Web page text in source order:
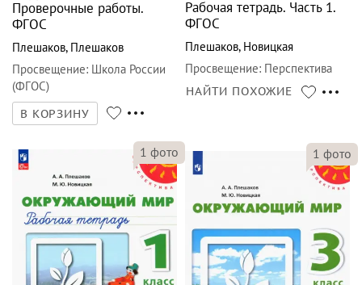
Проверочные работы.
ФГОС
Плешаков, Плешаков
Просвещение: Школа России
(ФГОС)
В КОРЗИНУ
Рабочая тетрадь. Часть 1.
ФГОС
Плешаков, Новицкая
Просвещение: Перспектива
НАЙТИ ПОХОЖИЕ
1 фото 1 фото